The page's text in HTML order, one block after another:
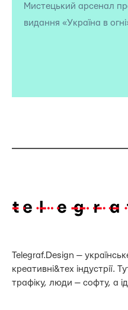
Мистецький арсенал
видання «Україна в
Telegraf.Design —
креативні&тех індустрії.
трафіку, люди — софту, а